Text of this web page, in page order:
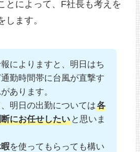
とによって、F社長も考えを
ます。
によりますと、明日はち
通勤時間帯に台風が直撃す
あります。
明日の出勤については各
にお任せしたい と思いま
を使ってもらっても構い